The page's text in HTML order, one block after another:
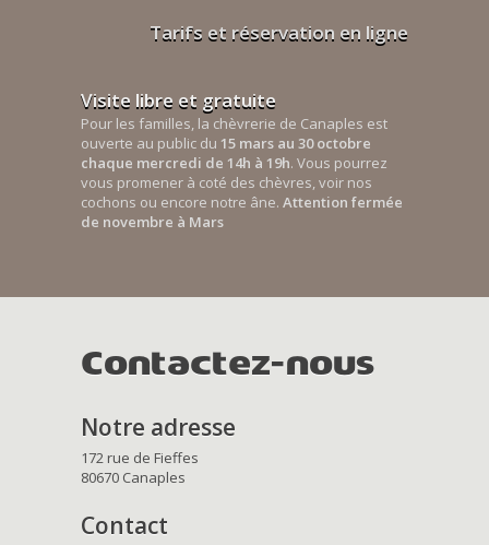
Tarifs et réservation en ligne
Visite libre et gratuite
Pour les familles, la chèvrerie de Canaples est
ouverte au public du 15 mars au 30 octobre
chaque mercredi de 14h à 19h. Vous pourrez
vous promener à coté des chèvres, voir nos
cochons ou encore notre âne. Attention fermée
de novembre à Mars
Contactez-nous
Notre adresse
172 rue de Fieffes
80670 Canaples
Contact